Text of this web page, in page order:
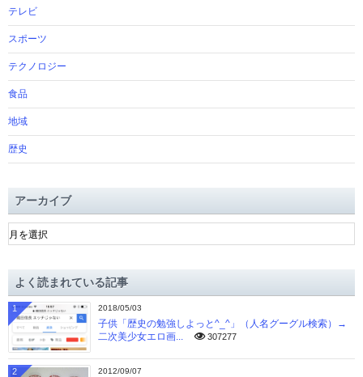
テレビ
スポーツ
テクノロジー
食品
地域
歴史
アーカイブ
ア
ー
ブよく読まれている記事
2018/05/03
子供「歴史の勉強しよっと^_^」（人名グーグル検索）→
二次美少女エロ画...
307277
1
2012/09/07
2